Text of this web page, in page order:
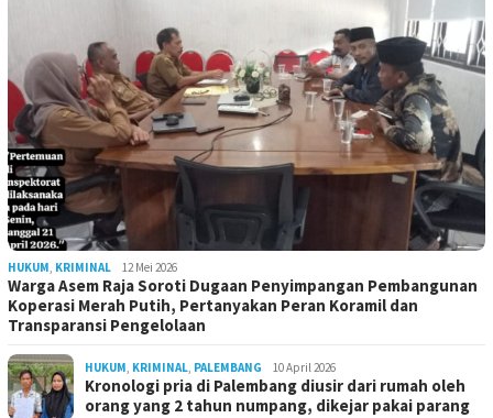
HUKUM, KRIMINAL 12 Mei 2026
Warga Asem Raja Soroti Dugaan Penyimpangan Pembangunan
Koperasi Merah Putih, Pertanyakan Peran Koramil dan
Transparansi Pengelolaan
HUKUM, KRIMINAL, PALEMBANG 10 April 2026
Kronologi pria di Palembang diusir dari rumah oleh
orang yang 2 tahun numpang, dikejar pakai parang